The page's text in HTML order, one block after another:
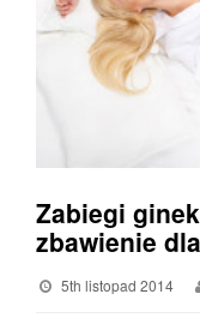
Zabiegi
zbawienie
5th listopad 2014